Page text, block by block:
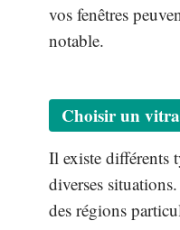
vos fenêtres
notable.
Choisir un
Il existe différents
diverses
des régions